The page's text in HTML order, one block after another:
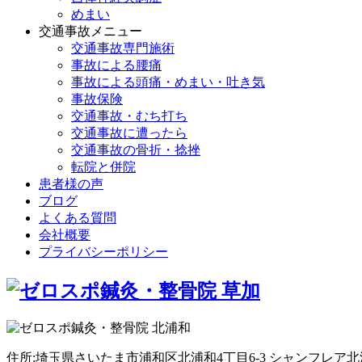
めまい
交通事故メニュー
交通事故専門施術
事故による腰痛
事故による頭痛・めまい・吐き気
事故保険
交通事故・むち打ち
交通事故に遭ったら
交通事故の骨折・捻挫
転院と併院
患者様の声
ブログ
よくある質問
会社概要
プライバシーポリシー
住所:埼玉県さいたま市浦和区北浦和4丁目6-3 シャンフレア北